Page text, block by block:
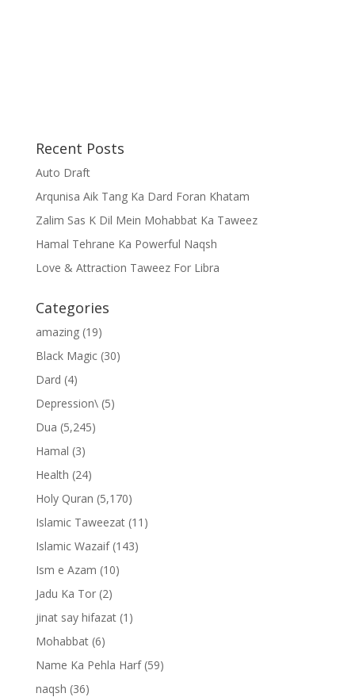
Recent Posts
Auto Draft
Arqunisa Aik Tang Ka Dard Foran Khatam
Zalim Sas K Dil Mein Mohabbat Ka Taweez
Hamal Tehrane Ka Powerful Naqsh
Love & Attraction Taweez For Libra
Categories
amazing(19)
Black Magic(30)
Dard (4)
Depression\(5)
Dua (5,245)
Hamal (3)
Health (24)
Holy Quran (5,170)
Islamic Taweezat(11)
Islamic Wazaif(143)
Ism e Azam (10)
Jadu Ka Tor(2)
jinat say hifazat(1)
Mohabbat(6)
Name Ka Pehla Harf(59)
naqsh (36)